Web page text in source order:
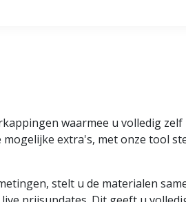
waarmee u volledig
extra's, met onze tool
stelt u de materialen